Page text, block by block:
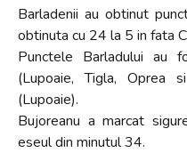
Barladenii au obtinut
obtinuta cu 24 la 5 in fata
Punctele Barladului au
(Lupoaie, Tigla, Oprea
(Lupoaie).
Bujoreanu a marcat
eseul din minutul 34.